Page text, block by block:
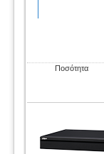
Ποσότητα